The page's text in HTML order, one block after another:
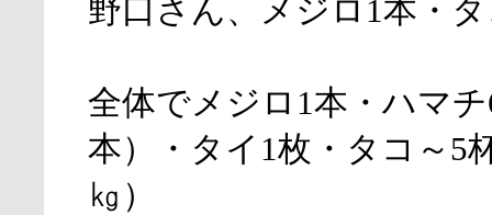
野口さん、メジロ1本・
全体でメジロ1本・ハマ
本）・タイ1枚・タコ～5
㎏）